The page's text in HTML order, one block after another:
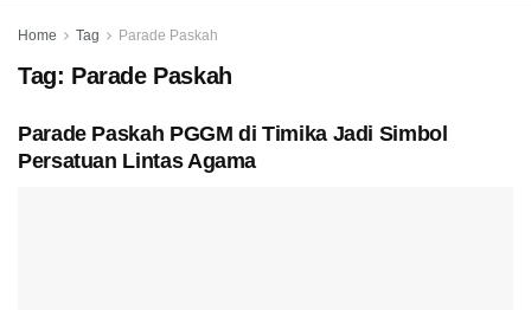
Home Tag Parade Paskah
Tag: Parade Paskah
Parade Paskah PGGM di Timika Jadi Simbol
Persatuan Lintas Agama